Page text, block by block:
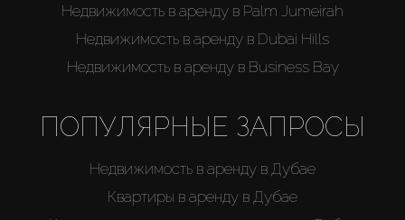
Недвижимость в аренду в Palm Jumeirah
Недвижимость в аренду в Dubai Hills
Недвижимость в аренду в Business Bay
ПОПУЛЯРНЫЕ ЗАПРОСЫ
Недвижимость в аренду в Дубае
Квартиры в аренду в Дубае